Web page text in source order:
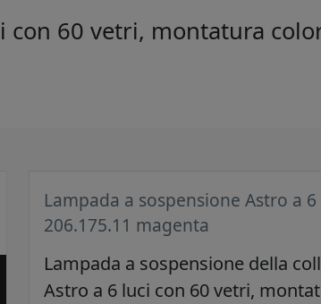
con 60 vetri, montatura
Lampada a sospensione Astro a 6
206.175.11 magenta
Lampada a sospensione della
Astro a 6 luci con 60 vetri,